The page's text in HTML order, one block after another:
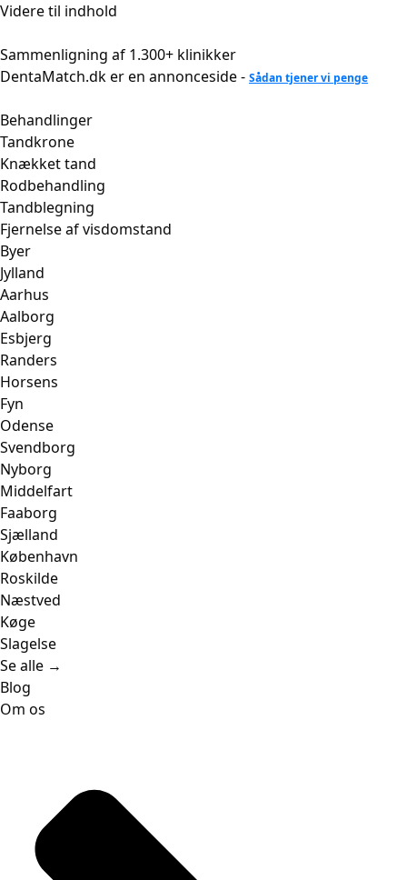
Videre til indhold
Sammenligning af 1.300+ klinikker
DentaMatch.dk er en annonceside - Sådan tjener vi penge
Behandlinger
Tandkrone
Knækket tand
Rodbehandling
Tandblegning
Fjernelse af visdomstand
Byer
Jylland
Aarhus
Aalborg
Esbjerg
Randers
Horsens
Fyn
Odense
Svendborg
Nyborg
Middelfart
Faaborg
Sjælland
København
Roskilde
Næstved
Køge
Slagelse
Se alle →
Blog
Om os